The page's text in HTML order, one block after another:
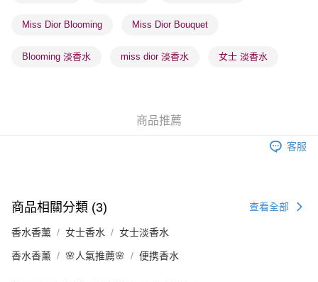
取。逾期會取消訂單，並不會安排重寄
取。逾期會取消訂單，並不會安排重寄
Miss Dior Blooming Miss Dior Bouquet
Blooming 淡香水 miss dior 淡香水 女士 淡香水
商品推薦
客服
商品相關分類 (3) 查看全部
香水香薰 女士香水 女士淡香水
香水香薰 🌸人氣推薦🌸 便携香水